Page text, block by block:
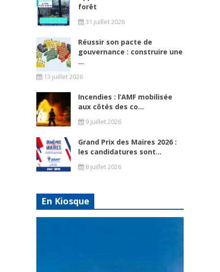
forêt
31 juillet 2026
Réussir son pacte de
gouvernance : construire une
...
13 juillet 2026
Incendies : l’AMF mobilisée
aux côtés des co...
9 juillet 2026
Grand Prix des Maires 2026 :
les candidatures sont...
8 juillet 2026
En Kiosque